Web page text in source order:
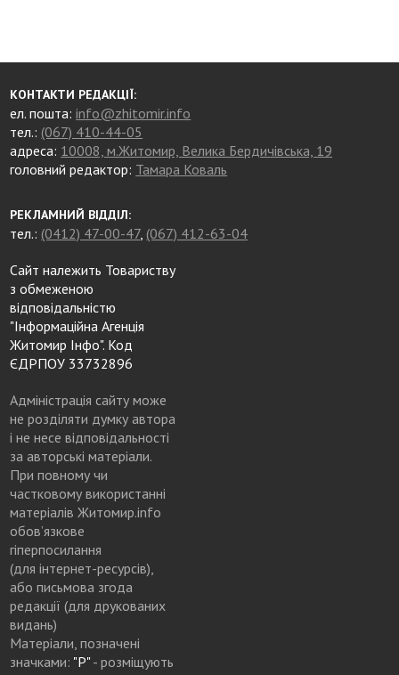
КОНТАКТИ РЕДАКЦІЇ:
ел. пошта:info@zhitomir.info
тел.: (067) 410-44-05
адреса: 10008, м.Житомир, Велика Бердичівська, 19
головний редактор: Тамара Коваль
РЕКЛАМНИЙ ВІДДІЛ:
тел.: (0412) 47-00-47, (067) 412-63-04
Сайт належить Товариству
з обмеженою
відповідальністю
"Інформаційна Агенція
Житомир Інфо". Код
ЄДРПОУ 33732896
Адміністрація сайту може
не розділяти думку автора
і не несе відповідальності
за авторські матеріали.
При повному чи
частковому використанні
матеріалів Житомир.info
обов’язкове
гіперпосилання
(для інтернет-ресурсів),
або письмова згода
редакції (для друкованих
видань)
Матеріали, позначені
значками: "Р"- розміщують